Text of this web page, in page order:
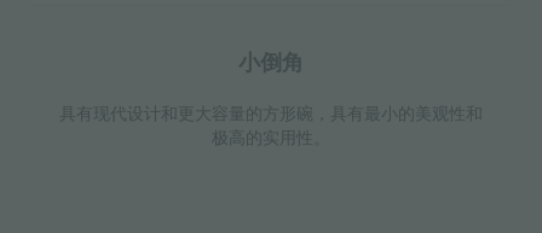
小倒角
具有现代设计和更大容量的方形碗，具有最小的美观性和
极高的实用性。